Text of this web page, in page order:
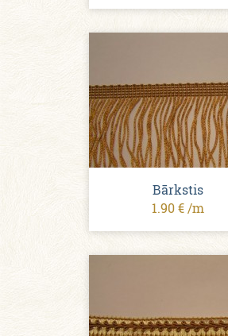
Bārkstis
1.90 € /m